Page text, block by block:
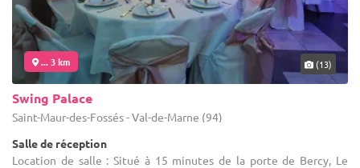
... 3 km (13)
Swing Palace
Saint-Maur-des-Fossés - Val-de-Marne (94)
Salle de réception
Location de salle : Situé à 15 minutes de la porte de Bercy, Le